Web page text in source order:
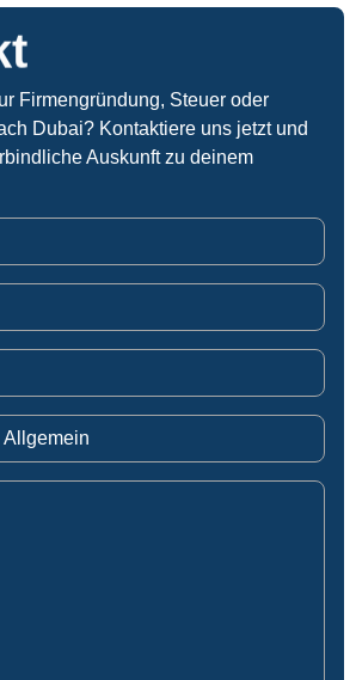
Firmengründung, Steuer oder
Dubai? Kontaktiere uns jetzt und
Auskunft zu deinem